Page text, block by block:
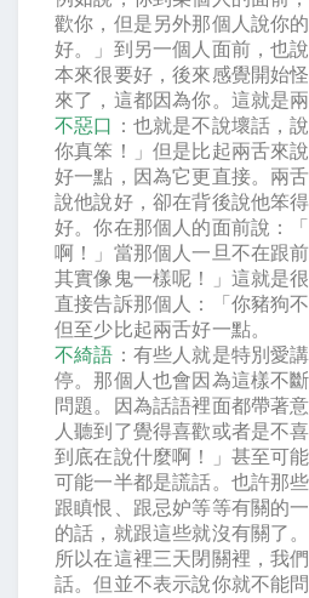
歡你，但是另外那個人說你
好。」到另一個人面前，也
本來很要好，後來感覺開始
來了，這都因為你。這就是
不惡口 ：也就是不說壞話，
你真笨！」但是比起兩舌來
好一點，因為它更直接。兩
說他說好，卻在背後說他笨
好。你在那個人的面前說：
啊！」當那個人一旦不在跟
其實像鬼一樣呢！」這就是
直接告訴那個人：「你豬狗
但至少比起兩舌好一點。
不綺語 ：有些人就是特別愛
停。那個人也會因為這樣不
問題。因為話語裡面都帶著
人聽到了覺得喜歡或者是不
到底在說什麼啊！」甚至可
可能一半都是謊話。也許那
跟瞋恨、跟忌妒等等有關的
的話，就跟這些就沒有關了。
所以在這裡三天閉關裡，我
話。但並不表示說你就不能